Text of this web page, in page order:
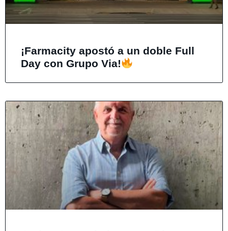
¡Farmacity apostó a un doble Full
Day con Grupo Via!